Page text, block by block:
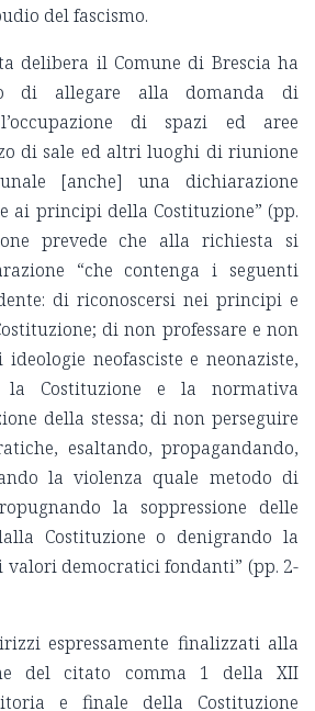
del fascismo.
delibera il Comune di Brescia ha
di allegare alla domanda di
di spazi ed aree
di sale ed altri luoghi di riunione
[anche] una dichiarazione
ai principi della Costituzione” (pp.
prevede che alla richiesta si
“che contenga i seguenti
di riconoscersi nei principi e
di non professare e non
neofasciste e neonaziste,
Costituzione e la normativa
della stessa; di non perseguire
esaltando, propagandando,
la violenza quale metodo di
la soppressione delle
Costituzione o denigrando la
valori democratici fondanti” (pp. 2-
espressamente finalizzati alla
del citato comma 1 della XII
e finale della Costituzione